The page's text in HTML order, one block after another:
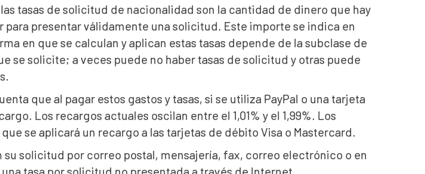
tasas de solicitud de nacionalidad son la cantidad de dinero que hay
para presentar válidamente una solicitud. Este importe se indica en
en que se calculan y aplican estas tasas depende de la subclase de
se solicite; a veces puede no haber tasas de solicitud y otras puede
que al pagar estos gastos y tasas, si se utiliza PayPal o una tarjeta
Los recargos actuales oscilan entre el 1,01% y el 1,99%. Los
se aplicará un recargo a las tarjetas de débito Visa o Mastercard.
solicitud por correo postal, mensajería, fax, correo electrónico o en
tasa por solicitud no presentada a través de Internet.